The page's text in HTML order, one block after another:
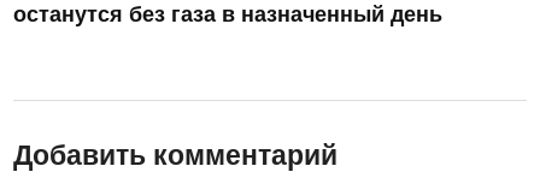
останутся без газа в назначенный день
Добавить комментарий